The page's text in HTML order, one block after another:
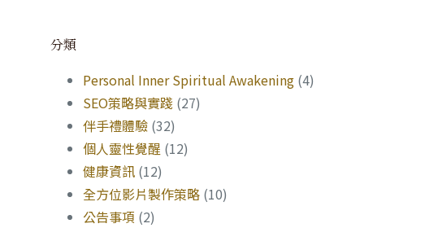
分類
Personal Inner Spiritual Awakening (4)
SEO策略與實踐 (27)
伴手禮體驗 (32)
個人靈性覺醒 (12)
健康資訊 (12)
全方位影片製作策略 (10)
公告事項 (2)